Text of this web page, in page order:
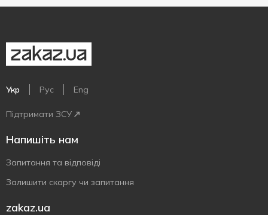
Укр Рус Eng
Підтримати ЗСУ
Напишіть нам
Запитання та відповіді
Залишити скаргу чи запитання
zakaz.ua